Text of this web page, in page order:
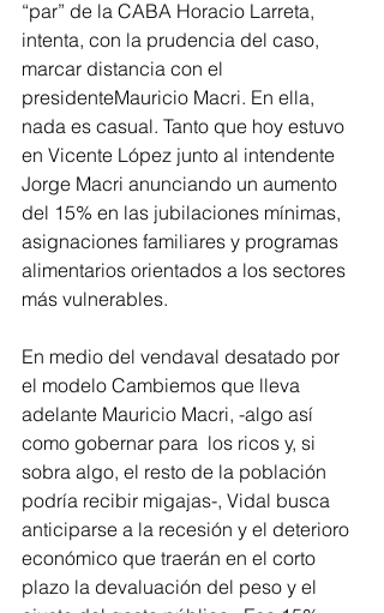
“par” de la CABA Horacio Larreta,
intenta, con la prudencia del caso,
marcar distancia con el
presidenteMauricio Macri. En ella,
nada es casual. Tanto que hoy estuvo
en Vicente López junto al intendente
Jorge Macri anunciando un aumento
del 15% en las jubilaciones mínimas,
asignaciones familiares y programas
alimentarios orientados a los sectores
más vulnerables.
En medio del vendaval desatado por
el modelo Cambiemos que lleva
adelante Mauricio Macri, -algo así
como gobernar para  los ricos y, si
sobra algo, el resto de la población
podría recibir migajas-, Vidal busca
anticiparse a la recesión y el deterioro
económico que traerán en el corto
plazo la devaluación del peso y el